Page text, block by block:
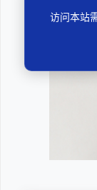
访问本站